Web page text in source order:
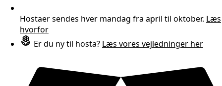
Hostaer sendes hver mandag fra april til oktober. Læs
hvorfor
Er du ny til hosta? Læs vores vejledninger her